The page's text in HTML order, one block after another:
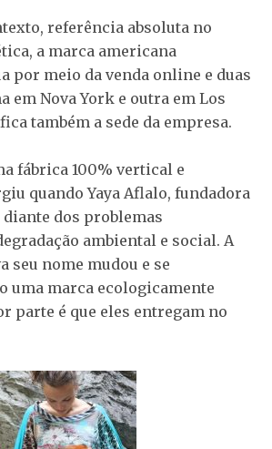
referência absoluta no
a marca americana
por meio da venda online e duas
em Nova York e outra em Los
também a sede da empresa.
fábrica 100% vertical e
quando Yaya Aflalo, fundadora
diante dos problemas
ambiental e social. A
seu nome mudou e se
uma marca ecologicamente
parte é que eles entregam no